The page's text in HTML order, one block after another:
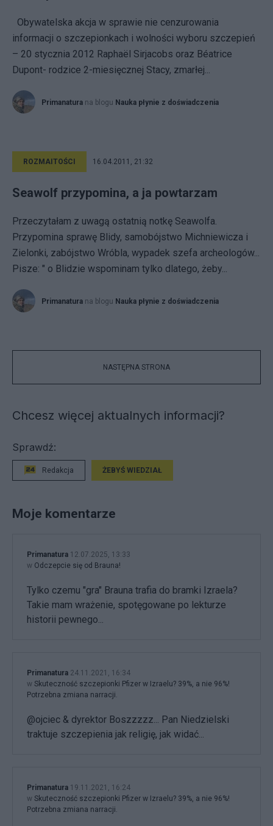
Obywatelska akcja w sprawie nie cenzurowania
informacji o szczepionkach i wolności wyboru szczepień
– 20 stycznia 2012 Raphaël Sirjacobs oraz Béatrice
Dupont- rodzice 2-miesięcznej Stacy, zmarłej...
Primanatura na blogu Nauka płynie z doświadczenia
ROZMAITOŚCI 16.04.2011, 21:32
Seawolf przypomina, a ja powtarzam
Przeczytałam z uwagą ostatnią notkę Seawolfa.
Przypomina sprawę Blidy, samobójstwo Michniewicza i
Zielonki, zabójstwo Wróbla, wypadek szefa archeologów...
Pisze: " o Blidzie wspominam tylko dlatego, żeby...
Primanatura na blogu Nauka płynie z doświadczenia
NASTĘPNA STRONA
Chcesz więcej aktualnych informacji?
Sprawdź:
Redakcja ŻEBYŚ WIEDZIAŁ
Moje komentarze
Primanatura 12.07.2025, 13:33
w Odczepcie się od Brauna!
Tylko czemu "gra" Brauna trafia do bramki Izraela?
Takie mam wrażenie, spotęgowane po lekturze
historii pewnego...
Primanatura 24.11.2021, 16:34
w Skuteczność szczepionki Pfizer w Izraelu? 39%, a nie 96%!
Potrzebna zmiana narracji.
@ojciec & dyrektor Boszzzzz... Pan Niedzielski
traktuje szczepienia jak religię, jak widać...
Primanatura 19.11.2021, 16:24
w Skuteczność szczepionki Pfizer w Izraelu? 39%, a nie 96%!
Potrzebna zmiana narracji.